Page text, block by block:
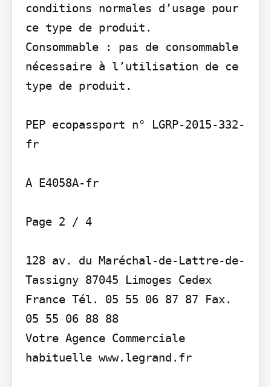
conditions normales d’usage pour
ce type de produit.
Consommable : pas de consommable
nécessaire à l’utilisation de ce
type de produit.
PEP ecopassport n° LGRP-2015-332-
fr
A E4058A-fr
Page 2 / 4
128 av. du Maréchal-de-Lattre-de-
Tassigny 87045 Limoges Cedex
France Tél. 05 55 06 87 87 Fax.
05 55 06 88 88
Votre Agence Commerciale
habituelle www.legrand.fr